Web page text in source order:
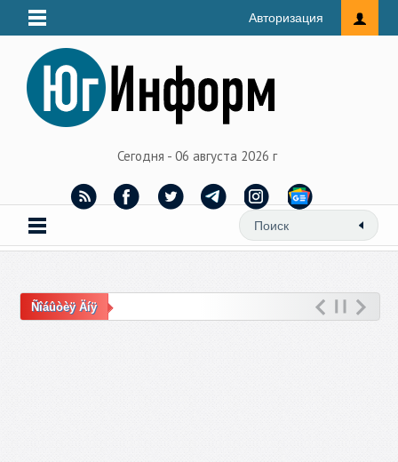
Авторизация
Сегодня - 06 августа 2026 г
Ñîáûòèÿ Äíÿ